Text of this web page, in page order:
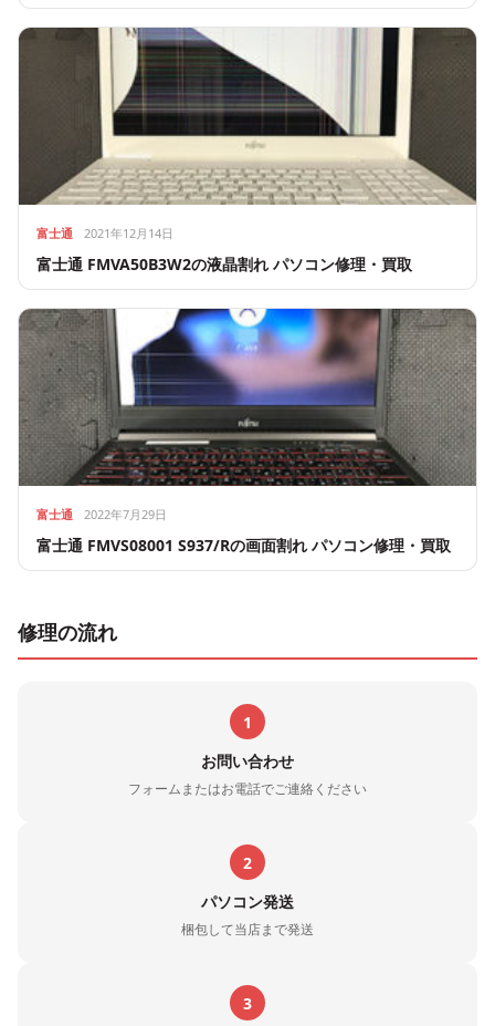
富士通 2021年12月14日
富士通 FMVA50B3W2の液晶割れ パソコン修理・買取
富士通 2022年7月29日
富士通 FMVS08001 S937/Rの画面割れ パソコン修理・買取
修理の流れ
1
お問い合わせ
フォームまたはお電話でご連絡ください
2
パソコン発送
梱包して当店まで発送
3